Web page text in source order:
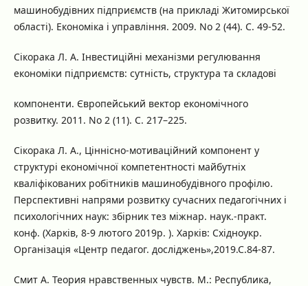
машинобудівних підприємств (на прикладі Житомирської
області). Економіка і управління. 2009. No 2 (44). С. 49-52.
Сікорака Л. А. Інвестиційні механізми регулювання
економіки підприємств: сутність, структура та складові
компоненти. Європейський вектор економічного
розвитку. 2011. No 2 (11). С. 217–225.
Сікорака Л. А., Ціннісно-мотиваційний компонент у
структурі економічної компетентності майбутніх
кваліфікованих робітників машинобудівного профілю.
Перспективні напрями розвитку сучасних педагогічних і
психологічних наук: збірник тез міжнар. наук.-практ.
конф. (Харків, 8-9 лютого 2019р. ). Харків: Східноукр.
Організація «Центр педагог. досліджень»,2019.С.84-87.
Смит А. Теория нравственных чувств. М.: Республика,